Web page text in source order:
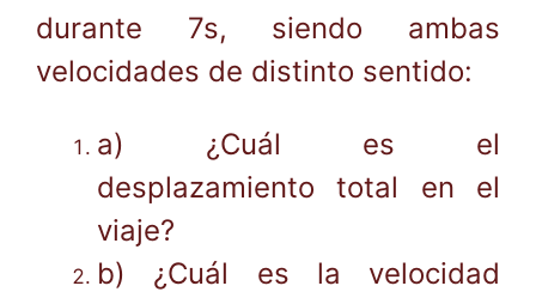
durante 7s, siendo ambas
velocidades de distinto sentido:
a) ¿Cuál es el
desplazamiento total en el
viaje?
b) ¿Cuál es la velocidad